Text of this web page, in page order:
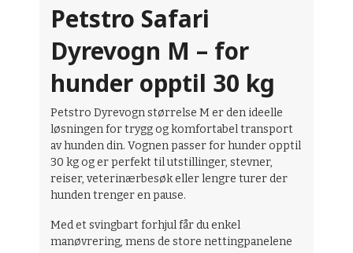
Petstro Safari
Dyrevogn M – for
hunder opptil 30 kg
Petstro Dyrevogn størrelse M er den ideelle
løsningen for trygg og komfortabel transport
av hunden din. Vognen passer for hunder opptil
30 kg og er perfekt til utstillinger, stevner,
reiser, veterinærbesøk eller lengre turer der
hunden trenger en pause.
Med et svingbart forhjul får du enkel
manøvrering, mens de store nettingpanelene